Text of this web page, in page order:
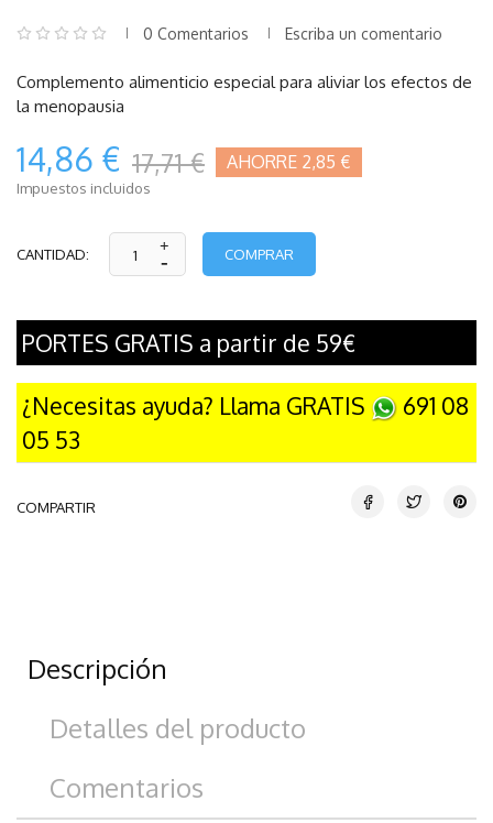
0 Comentarios Escriba un comentario
Complemento alimenticio especial para aliviar los efectos de
la menopausia
14,86 € 17,71 € AHORRE 2,85 €
Impuestos incluidos
CANTIDAD: COMPRAR
PORTES GRATIS a partir de 59€
¿Necesitas ayuda? Llama GRATIS
691 08
05 53
COMPARTIR
Descripción
Detalles del producto
Comentarios